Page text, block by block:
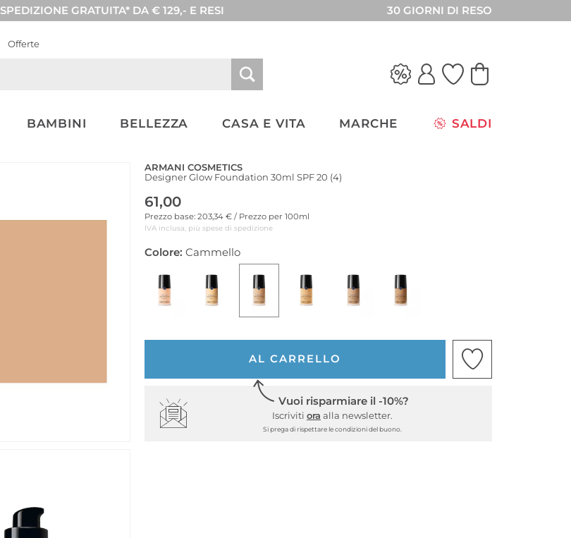
SPEDIZIONE GRATUITA* DA € 129,- E RESI 30 GIORNI DI RESO
Offerte
BAMBINI BELLEZZA CASA E VITA MARCHE SALDI
ARMANI COSMETICS
Designer Glow Foundation 30ml SPF 20 (4)
61,00
Prezzo base: 203,34 € / Prezzo per 100ml
IVA inclusa, più spese di spedizione
Colore: Cammello
AL CARRELLO
Vuoi risparmiare il -10%?
Iscriviti ora alla newsletter.
Si prega di rispettare le condizioni del buono.